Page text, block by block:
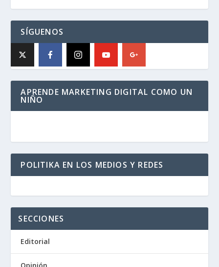
SÍGUENOS
APRENDE MARKETING DIGITAL COMO UN
NIÑO
POLITIKA EN LOS MEDIOS Y REDES
SECCIONES
Editorial